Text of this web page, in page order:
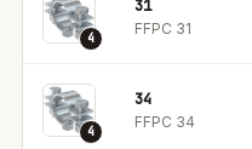
4
31
FFPC 31
4
34
FFPC 34